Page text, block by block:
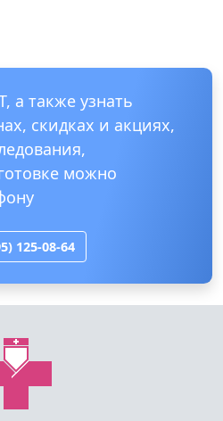
а также узнать
скидках и акциях,
можно
125-08-64